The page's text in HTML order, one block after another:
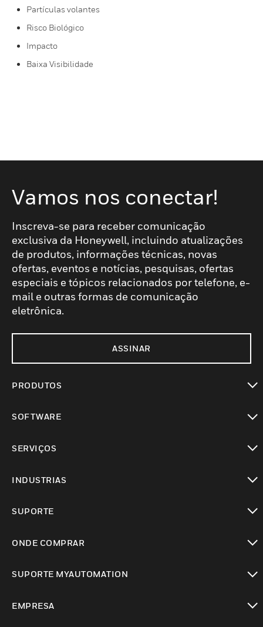
Partículas volantes
Risco Biológico
Impacto
Baixa Visibilidade
Vamos nos conectar!
Inscreva-se para receber comunicação
exclusiva da Honeywell, incluindo atualizações
de produtos, informações técnicas, novas
ofertas, eventos e notícias, pesquisas, ofertas
especiais e tópicos relacionados por telefone, e-
mail e outras formas de comunicação
eletrônica.
ASSINAR
PRODUTOS
SOFTWARE
SERVIÇOS
INDUSTRIAS
SUPORTE
ONDE COMPRAR
SUPORTE MYAUTOMATION
EMPRESA